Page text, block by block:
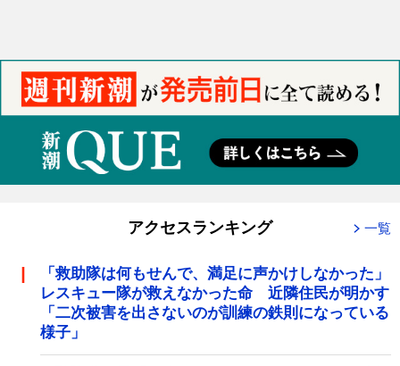
アクセスランキング 一覧
「救助隊は何もせんで、満足に声かけしなかった」
レスキュー隊が救えなかった命 近隣住民が明かす
「二次被害を出さないのが訓練の鉄則になっている
様子」